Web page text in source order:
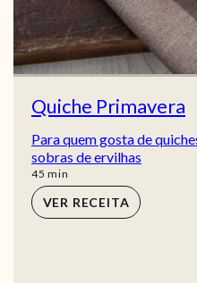
Quiche Primavera
Para quem gosta de
sobras de ervilhas
45 min
min
VER RECEITA